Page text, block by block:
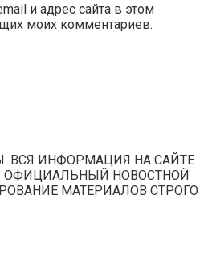
и адрес сайта в этом
моих комментариев.
ВСЯ ИНФОРМАЦИЯ НА САЙТЕ
ОФИЦИАЛЬНЫЙ НОВОСТНОЙ
МАТЕРИАЛОВ СТРОГО